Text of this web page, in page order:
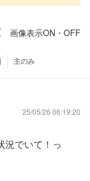
画像表示ON・OFF
主のみ
25/05/26 06:19:20
況でいて！っ